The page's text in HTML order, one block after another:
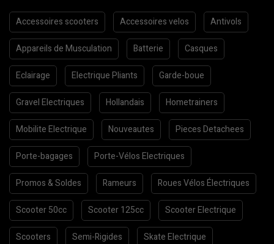
Accessoires scooters Accessoires velos Antivols
Appareils de Musculation Batterie Casques
Eclairage Electrique Pliants Garde-boue
Gravel Electriques Hollandais Hometrainers
Mobilite Electrique Nouveautes Pieces Detachees
Porte-bagages Porte-Vélos Electriques
Promos & Soldes Rameurs Roues Vélos Électriques
Scooter 50cc Scooter 125cc Scooter Electrique
Scooters Semi-Rigides Skate Electrique